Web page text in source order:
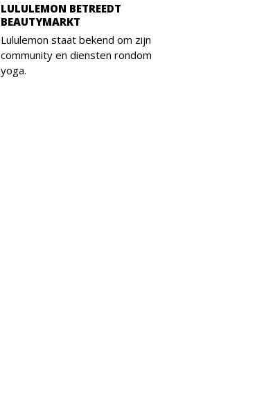
LULULEMON BETREEDT
BEAUTYMARKT
Lululemon staat bekend om zijn
community en diensten rondom
yoga.